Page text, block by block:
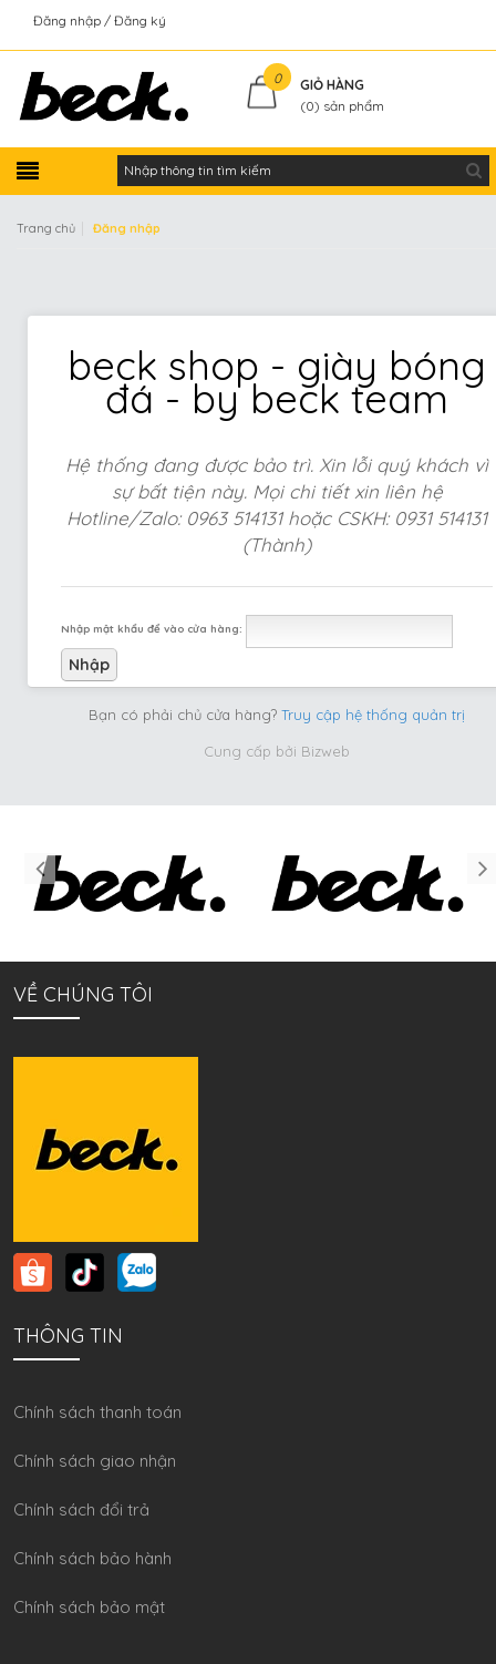
Đăng nhập Đăng ký
0
GIỎ HÀNG
(0) sản phẩm
Trang chủ Đăng nhập
beck shop - giày bóng
đá - by beck team
Hệ thống đang được bảo trì. Xin lỗi quý khách vì
sự bất tiện này. Mọi chi tiết xin liên hệ
Hotline/Zalo: 0963 514131 hoặc CSKH: 0931 514131
(Thành)
Nhập mật khẩu để vào cửa hàng:
Bạn có phải chủ cửa hàng? Truy cập hệ thống quản trị
Cung cấp bởi Bizweb
VỀ CHÚNG TÔI
THÔNG TIN
Chính sách thanh toán
Chính sách giao nhận
Chính sách đổi trả
Chính sách bảo hành
Chính sách bảo mật